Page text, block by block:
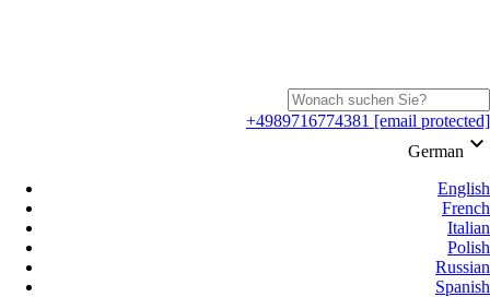
+4989716774381 [email protected]
German keyboard_arrow_down
English
French
Italian
Polish
Russian
Spanish